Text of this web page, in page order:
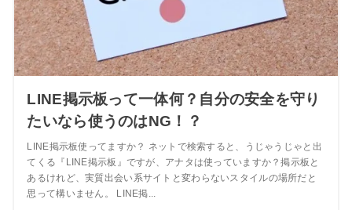
LINE掲示板って一体何？自分の安全を守り
たいなら使うのはNG！？
LINE掲示板使ってますか？ ネットで検索すると、うじゃうじゃと出
てくる『LINE掲示板』ですが、アナタは使っていますか？掲示板と
あるけれど、実質出会い系サイトと変わらないスタイルの場所だと
思って構いません。 LINE掲...